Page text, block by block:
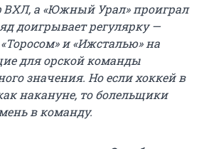
ВХЛ, а «Южный Урал» проиграл
доигрывает регулярку —
и «Ижсталью» на
для орской команды
значения. Но если хоккей в
накануне, то болельщики
в команду.